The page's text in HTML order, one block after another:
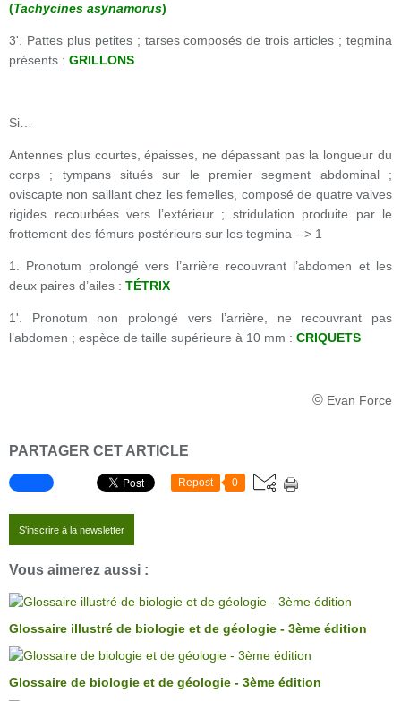
(Tachycines asynamorus)
3'. Pattes plus petites ; tarses composés de trois articles ; tegmina
présents : GRILLONS
Si…
Antennes plus courtes, épaisses, ne dépassant pas la longueur du
corps ; tympans situés sur le premier segment abdominal ;
oviscapte non saillant chez les femelles, composé de quatre valves
rigides recourbées vers l’extérieur ; stridulation produite par le
frottement des fémurs postérieurs sur les tegmina --> 1
1. Pronotum prolongé vers l’arrière recouvrant l’abdomen et les
deux paires d’ailes : TÉTRIX
1'. Pronotum non prolongé vers l’arrière, ne recouvrant pas
l’abdomen ; espèce de taille supérieure à 10 mm : CRIQUETS
© Evan Force
PARTAGER CET ARTICLE
Repost 0
S'inscrire à la newsletter
Vous aimerez aussi :
Glossaire illustré de biologie et de géologie - 3ème édition
Glossaire de biologie et de géologie - 3ème édition